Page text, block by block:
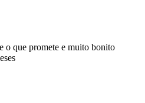
o que promete e muito bonito